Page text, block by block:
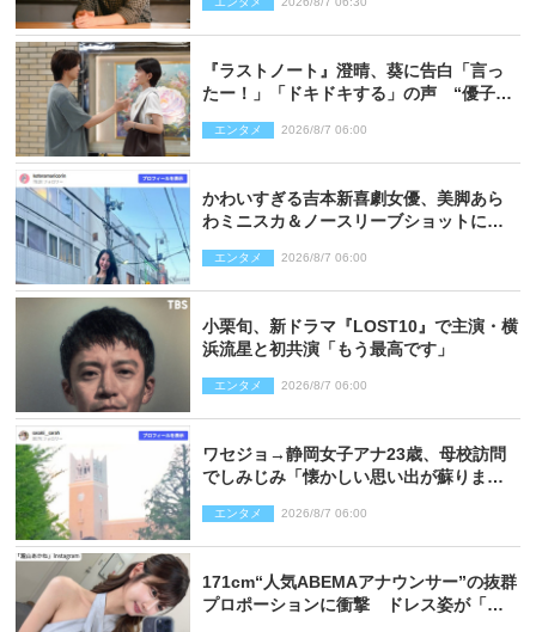
『ラストノート』澄晴、葵に告白「言っ
たー！」「ドキドキする」の声 “優子劇
エンタメ 2026/8/7 06:00
かわいすぎる吉本新喜劇女優、美脚あら
わミニスカ＆ノースリーブショットに反
エンタメ 2026/8/7 06:00
小栗旬、新ドラマ『LOST10』で主演・横
浜流星と初共演「もう最高です」
エンタメ 2026/8/7 06:00
ワセジョ→静岡女子アナ23歳、母校訪問
でしみじみ「懐かしい思い出が蘇りまし
エンタメ 2026/8/7 06:00
171cm“人気ABEMAアナウンサー”の抜群
プロポーションに衝撃 ドレス姿が「美